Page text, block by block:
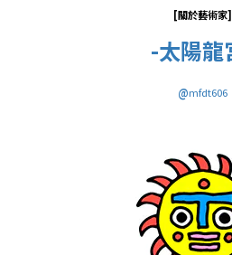
[關於藝術家]
-太陽龍
@mfdt606